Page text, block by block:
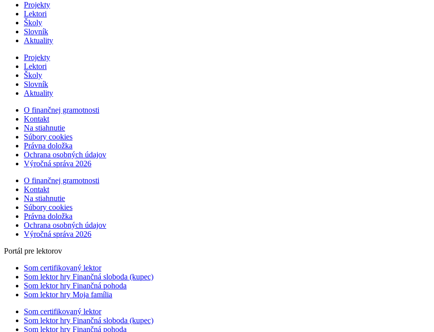
Projekty
Lektori
Školy
Slovník
Aktuality
Projekty
Lektori
Školy
Slovník
Aktuality
O finančnej gramotnosti
Kontakt
Na stiahnutie
Súbory cookies
Právna doložka
Ochrana osobných údajov
Výročná správa 2026
O finančnej gramotnosti
Kontakt
Na stiahnutie
Súbory cookies
Právna doložka
Ochrana osobných údajov
Výročná správa 2026
Portál pre lektorov
Som certifikovaný lektor
Som lektor hry Finančná sloboda (kupec)
Som lektor hry Finančná pohoda
Som lektor hry Moja família
Som certifikovaný lektor
Som lektor hry Finančná sloboda (kupec)
Som lektor hry Finančná pohoda